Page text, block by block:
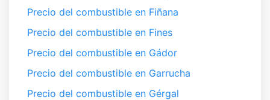
Precio del combustible en Fiñana
Precio del combustible en Fines
Precio del combustible en Gádor
Precio del combustible en Garrucha
Precio del combustible en Gérgal